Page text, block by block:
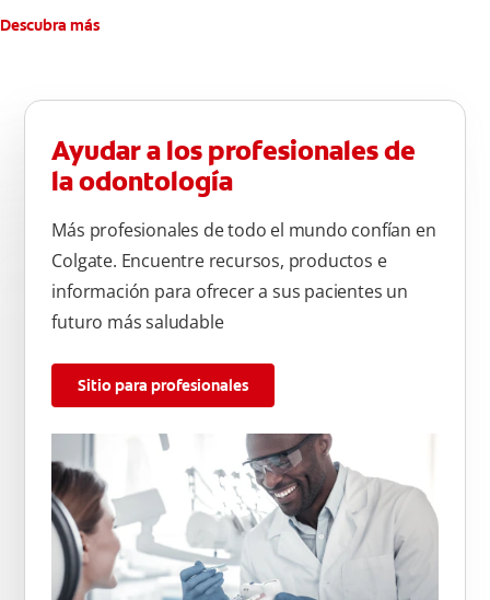
Descubra más
Ayudar a los profesionales de
la odontología
Más profesionales de todo el mundo confían en
Colgate. Encuentre recursos, productos e
información para ofrecer a sus pacientes un
futuro más saludable
Sitio para profesionales